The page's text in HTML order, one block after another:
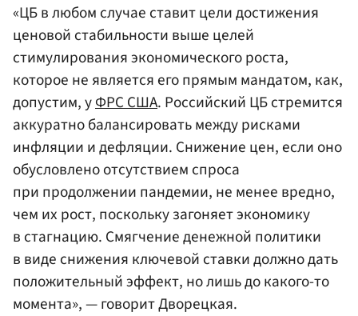
«ЦБ в любом случае ставит цели достижения
ценовой стабильности выше целей
стимулирования экономического роста,
которое не является его прямым мандатом, как,
допустим, уФРС США. Российский ЦБ стремится
аккуратно балансировать между рисками
инфляции и дефляции. Снижение цен, если оно
обусловлено отсутствием спроса
при продолжении пандемии, не менее вредно,
чем их рост, поскольку загоняет экономику
в стагнацию. Смягчение денежной политики
в виде снижения ключевой ставки должно дать
положительный эффект, но лишь до какого-то
момента», — говорит Дворецкая.